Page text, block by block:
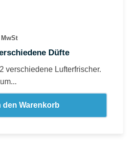
Düfte
verschiedene Lufterfrischer.
den Warenkorb